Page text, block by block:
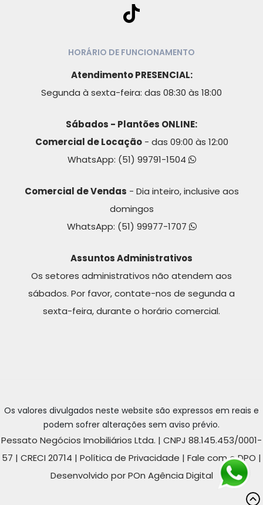
HORÁRIO DE FUNCIONAMENTO
Atendimento PRESENCIAL:
Segunda à sexta-feira: das 08:30 às 18:00
Sábados - Plantões ONLINE:
Comercial de Locação- das 09:00 às 12:00
WhatsApp: (51) 99791-1504
Comercial de Vendas - Dia inteiro, inclusive aos
domingos
WhatsApp: (51) 99977-1707
Assuntos Administrativos
Os setores administrativos não atendem aos
sábados. Por favor, contate-nos de segunda a
sexta-feira, durante o horário comercial.
Os valores divulgados neste website são expressos em reais e
podem sofrer alterações sem aviso prévio.
Pessato Negócios Imobiliários Ltda. | CNPJ 88.145.453/0001-
57 | CRECI 20714 | Política de Privacidade | Fale com o DPO |
Desenvolvido por POn Agência Digital